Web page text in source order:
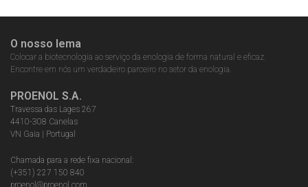
O nosso lema
Colocar a biotecnologia ao serviço da enologia de forma natural e eficaz.
Encontre em nós um verdadeiro parceiro no setor da enologia.
PROENOL S.A.
Travessa das Lages 267
4410-308 Canelas
VN Gaia | Portugal
Chamada para a rede fixa nacional:
(+351) 227 150 840
proenol@proenol.com